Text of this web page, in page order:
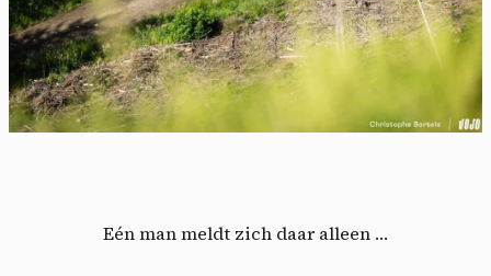
Eén man meldt zich daar alleen …